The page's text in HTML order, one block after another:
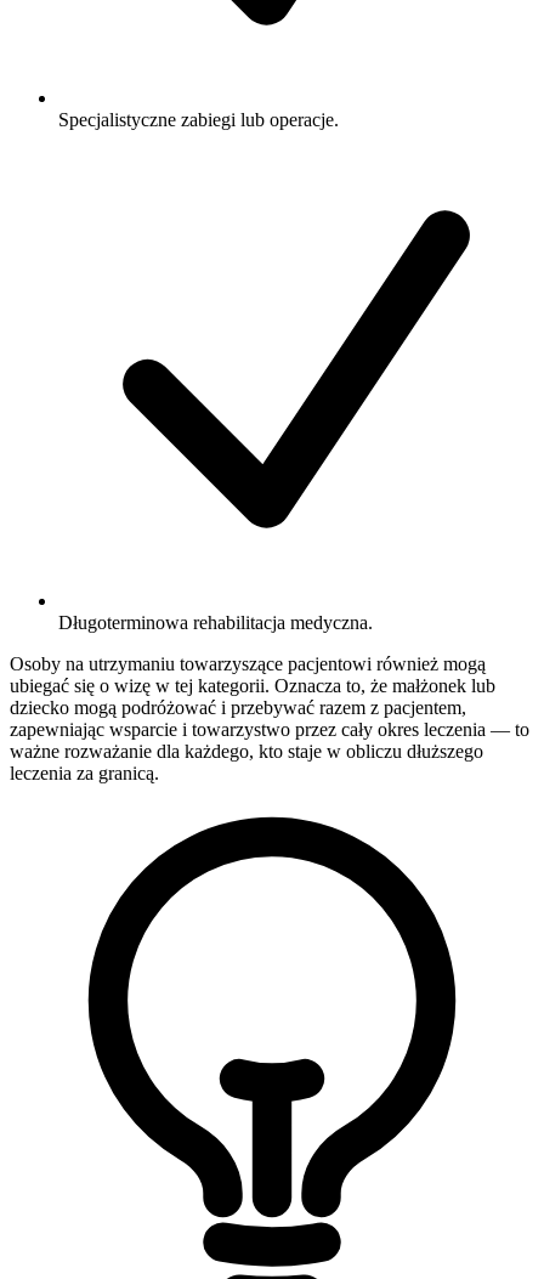
Specjalistyczne zabiegi lub operacje.
Długoterminowa rehabilitacja medyczna.
Osoby na utrzymaniu towarzyszące pacjentowi również mogą
ubiegać się o wizę w tej kategorii. Oznacza to, że małżonek lub
dziecko mogą podróżować i przebywać razem z pacjentem,
zapewniając wsparcie i towarzystwo przez cały okres leczenia — to
ważne rozważanie dla każdego, kto staje w obliczu dłuższego
leczenia za granicą.